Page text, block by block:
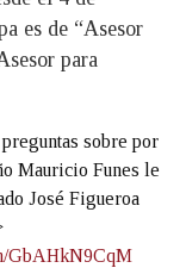
es de “Asesor
para
sobre por
Mauricio Funes le
José Figueroa
GbAHkN9CqM